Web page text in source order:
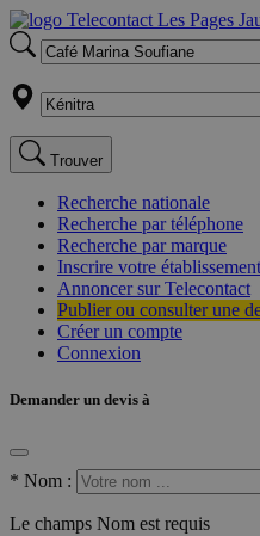
Trouver
Recherche nationale
Recherche par téléphone
Recherche par marque
Inscrire votre établissement
Annoncer sur Telecontact
Publier ou consulter une
Créer un compte
Connexion
Demander un devis à
* Nom :
Le champs Nom est requis